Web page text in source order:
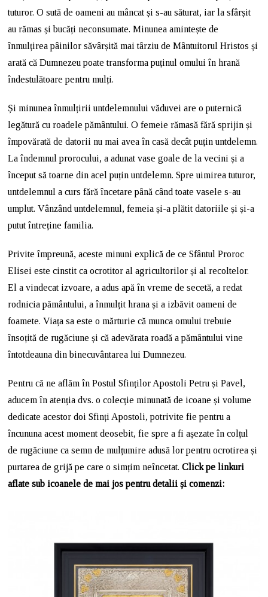
tuturor. O sută de oameni au mâncat și s-au săturat, iar la sfârșit
au rămas și bucăți neconsumate. Minunea amintește de
înmulțirea pâinilor săvârșită mai târziu de Mântuitorul Hristos și
arată că Dumnezeu poate transforma puținul omului în hrană
îndestulătoare pentru mulți.
Și minunea înmulțirii untdelemnului văduvei are o puternică
legătură cu roadele pământului. O femeie rămasă fără sprijin și
împovărată de datorii nu mai avea în casă decât puțin untdelemn.
La îndemnul prorocului, a adunat vase goale de la vecini și a
început să toarne din acel puțin untdelemn. Spre uimirea tuturor,
untdelemnul a curs fără încetare până când toate vasele s-au
umplut. Vânzând untdelemnul, femeia și-a plătit datoriile și și-a
putut întreține familia.
Privite împreună, aceste minuni explică de ce Sfântul Proroc
Elisei este cinstit ca ocrotitor al agricultorilor și al recoltelor.
El a vindecat izvoare, a adus apă în vreme de secetă, a redat
rodnicia pământului, a înmulțit hrana și a izbăvit oameni de
foamete. Viața sa este o mărturie că munca omului trebuie
însoțită de rugăciune și că adevărata roadă a pământului vine
întotdeauna din binecuvântarea lui Dumnezeu.
Pentru că ne aflăm în Postul Sfinților Apostoli Petru și Pavel,
aducem în atenția dvs. o colecție minunată de icoane și volume
dedicate acestor doi Sfinți Apostoli, potrivite fie pentru a
încununa acest moment deosebit, fie spre a fi așezate în colțul
de rugăciune ca semn de mulțumire adusă lor pentru ocrotirea și
purtarea de grijă pe care o simțim neîncetat.Click pe linkuri
aflate sub icoanele de mai jos pentru detalii și comenzi: